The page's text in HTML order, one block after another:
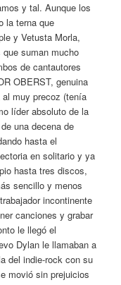
y tal. Aunque los
la terna que
y Vetusta Morla,
suman mucho
de cantautores
OBERST, genuina
muy precoz (tenía
líder absoluto de la
una decena de
hasta el
en solitario y ya
hasta tres discos,
sencillo y menos
incontinente
canciones y grabar
le llegó el
Dylan le llamaban a
del indie-rock con su
movió sin prejuicios